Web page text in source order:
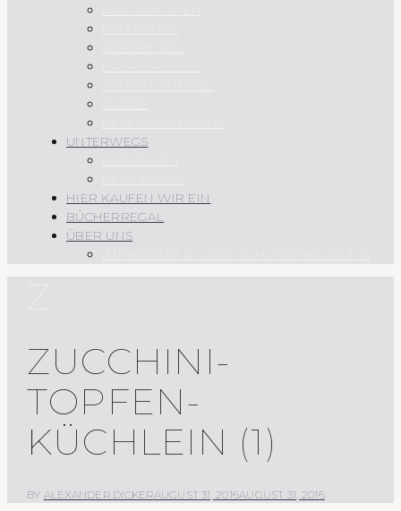
UNTERWEGS
HIER KAUFEN WIR EIN
BÜCHERREGAL
ÜBER UNS
ZUCCHINI-
TOPFEN-
KÜCHLEIN (1)
BY ALEXANDER DICKERAUGUST 31, 2016AUGUST 31, 2016